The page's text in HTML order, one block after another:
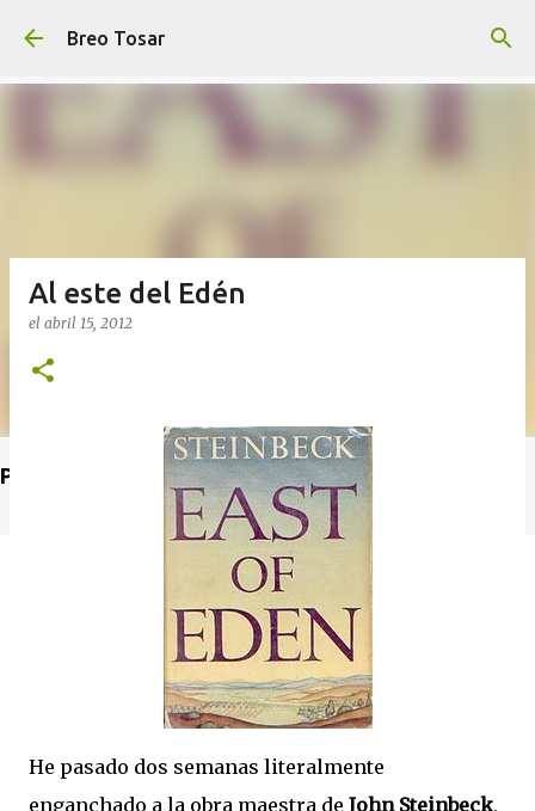
Breo Tosar
Poet's Abbey (Blog de lecturas)
Al este del Edén
el abril 15, 2012
He pasado dos semanas literalmente
enganchado a la obra maestra de John Steinbeck,